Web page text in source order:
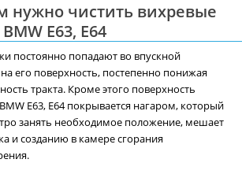
нужно чистить вихревые
E63, E64
постоянно попадают во впускной
его поверхность, постепенно понижая
тракта. Кроме этого поверхность
E63, E64 покрывается нагаром, который
занять необходимое положение, мешает
и созданию в камере сгорания